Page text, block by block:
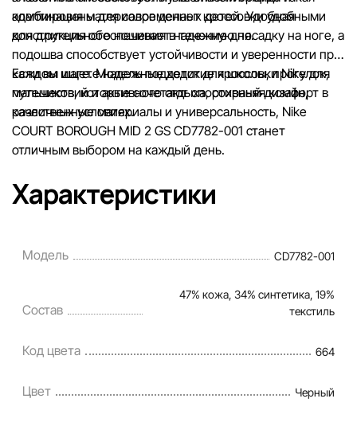
комбинация материалов делает кроссовки удобными
для длительного ношения в течение дня.
адаптированы для современных детей. Удобная
конструкция обеспечивает надежную посадку на ноге, а
подошва способствует устойчивости и уверенности при
каждом шаге. Модель подходит для школы, прогулок,
путешествий и активного отдыха, сохраняя комфорт в
различных условиях.
Если вы ищете надежные детские кроссовки Nike для
мальчиков, которые сочетают спортивный дизайн,
качественные материалы и универсальность, Nike
COURT BOROUGH MID 2 GS CD7782-001 станет
отличным выбором на каждый день.
Характеристики
Модель CD7782-001
Состав
47% кожа, 34% синтетика, 19%
текстиль
Код цвета 664
Цвет Черный